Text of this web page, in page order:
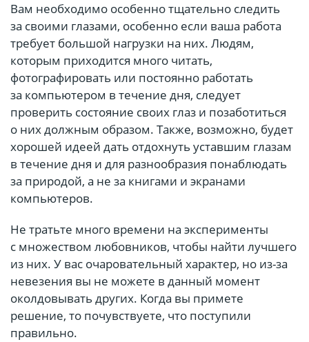
Вам необходимо особенно тщательно следить
за своими глазами, особенно если ваша работа
требует большой нагрузки на них. Людям,
которым приходится много читать,
фотографировать или постоянно работать
за компьютером в течение дня, следует
проверить состояние своих глаз и позаботиться
о них должным образом. Также, возможно, будет
хорошей идеей дать отдохнуть уставшим глазам
в течение дня и для разнообразия понаблюдать
за природой, а не за книгами и экранами
компьютеров.
Не тратьте много времени на эксперименты
с множеством любовников, чтобы найти лучшего
из них. У вас очаровательный характер, но из-за
невезения вы не можете в данный момент
околдовывать других. Когда вы примете
решение, то почувствуете, что поступили
правильно.